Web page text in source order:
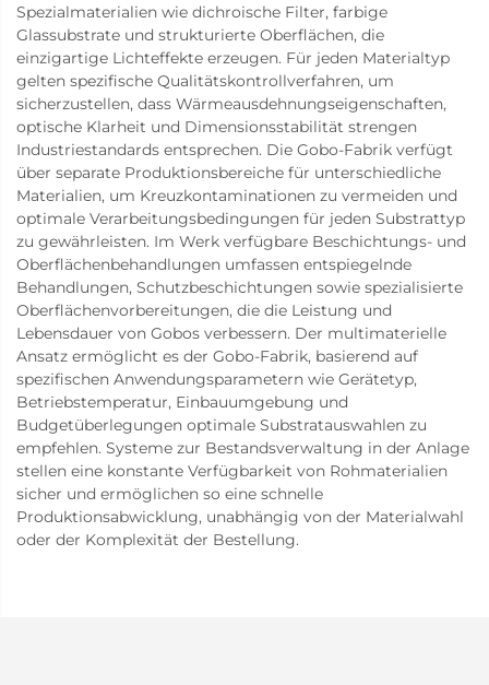
Spezialmaterialien wie dichroische Filter, farbige
Glassubstrate und strukturierte Oberflächen, die
einzigartige Lichteffekte erzeugen. Für jeden Materialtyp
gelten spezifische Qualitätskontrollverfahren, um
sicherzustellen, dass Wärmeausdehnungseigenschaften,
optische Klarheit und Dimensionsstabilität strengen
Industriestandards entsprechen. Die Gobo-Fabrik verfügt
über separate Produktionsbereiche für unterschiedliche
Materialien, um Kreuzkontaminationen zu vermeiden und
optimale Verarbeitungsbedingungen für jeden Substrattyp
zu gewährleisten. Im Werk verfügbare Beschichtungs- und
Oberflächenbehandlungen umfassen entspiegelnde
Behandlungen, Schutzbeschichtungen sowie spezialisierte
Oberflächenvorbereitungen, die die Leistung und
Lebensdauer von Gobos verbessern. Der multimaterielle
Ansatz ermöglicht es der Gobo-Fabrik, basierend auf
spezifischen Anwendungsparametern wie Gerätetyp,
Betriebstemperatur, Einbauumgebung und
Budgetüberlegungen optimale Substratauswahlen zu
empfehlen. Systeme zur Bestandsverwaltung in der Anlage
stellen eine konstante Verfügbarkeit von Rohmaterialien
sicher und ermöglichen so eine schnelle
Produktionsabwicklung, unabhängig von der Materialwahl
oder der Komplexität der Bestellung.